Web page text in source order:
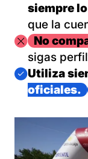
siempre
que la
Imagen
No
sigas
Imagen
Utiliza
oficiales.